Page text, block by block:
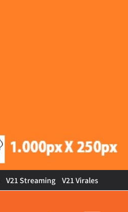
V21 Streaming V21 Virales